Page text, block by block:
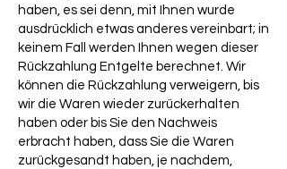
haben, es sei denn, mit Ihnen wurde
ausdrücklich etwas anderes vereinbart; in
keinem Fall werden Ihnen wegen dieser
Rückzahlung Entgelte berechnet. Wir
können die Rückzahlung verweigern, bis
wir die Waren wieder zurückerhalten
haben oder bis Sie den Nachweis
erbracht haben, dass Sie die Waren
zurückgesandt haben, je nachdem,